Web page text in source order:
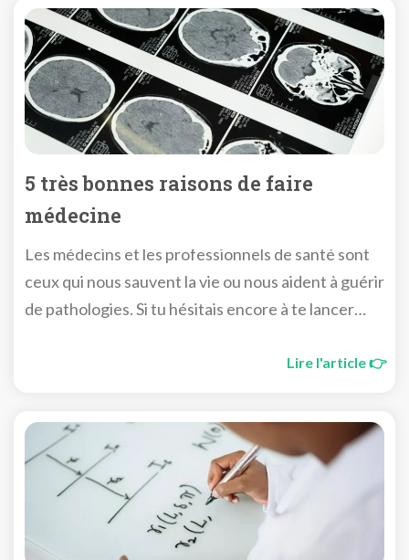
5 très bonnes raisons de faire
médecine
Les médecins et les professionnels de santé sont
ceux qui nous sauvent la vie ou nous aident à guérir
de pathologies. Si tu hésitais encore à te lancer
Lire l'article 👉